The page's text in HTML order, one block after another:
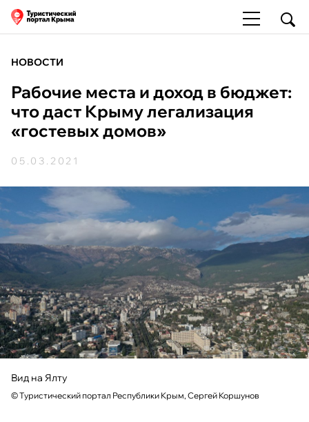
НОВОСТИ
Рабочие места и доход в бюджет:
что даст Крыму легализация
«гостевых домов»
05.03.2021
Вид на Ялту
©Туристический портал Республики Крым, Сергей Коршунов